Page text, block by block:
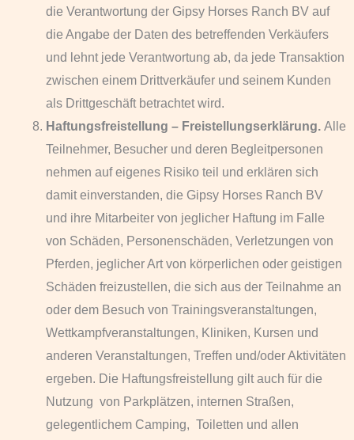
die Verantwortung der Gipsy Horses Ranch BV auf
die Angabe der Daten des betreffenden Verkäufers
und lehnt jede Verantwortung ab, da jede Transaktion
zwischen einem Drittverkäufer und seinem Kunden
als Drittgeschäft betrachtet wird.
Haftungsfreistellung – Freistellungserklärung. Alle
Teilnehmer, Besucher und deren Begleitpersonen
nehmen auf eigenes Risiko teil und erklären sich
damit einverstanden, die Gipsy Horses Ranch BV
und ihre Mitarbeiter von jeglicher Haftung im Falle
von Schäden, Personenschäden, Verletzungen von
Pferden, jeglicher Art von körperlichen oder geistigen
Schäden freizustellen, die sich aus der Teilnahme an
oder dem Besuch von Trainingsveranstaltungen,
Wettkampfveranstaltungen, Kliniken, Kursen und
anderen Veranstaltungen, Treffen und/oder Aktivitäten
ergeben. Die Haftungsfreistellung gilt auch für die
Nutzung von Parkplätzen, internen Straßen,
gelegentlichem Camping, Toiletten und allen